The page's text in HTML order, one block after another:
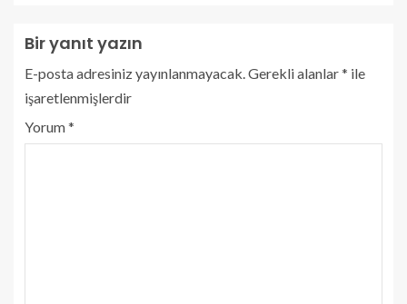
Bir yanıt yazın
E-posta adresiniz yayınlanmayacak. Gerekli alanlar* ile
işaretlenmişlerdir
Yorum*